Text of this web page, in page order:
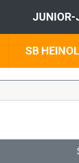
JUNIOR-
SB